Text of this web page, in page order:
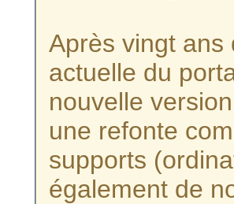
Après vingt ans
actuelle du
nouvelle
une refonte
supports
également de